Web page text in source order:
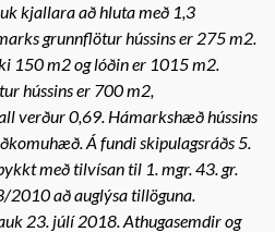
kjallara að hluta með 1,3
grunnflötur hússins er 275 m2.
150 m2 og lóðin er 1015 m2.
hússins er 700 m2,
verður 0,69. Hámarkshæð hússins
Á fundi skipulagsráðs 5.
með tilvísan til 1. mgr. 43. gr.
2010 að auglýsa tillöguna.
23. júlí 2018. Athugasemdir og